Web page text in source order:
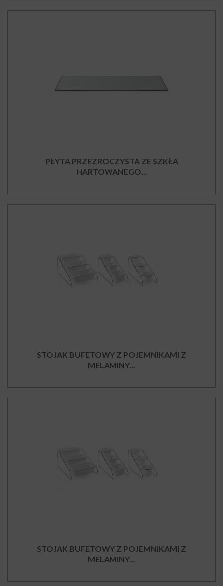
PŁYTA PRZEZROCZYSTA ZE SZKŁA
HARTOWANEGO...
STOJAK BUFETOWY Z POJEMNIKAMI Z
MELAMINY...
STOJAK BUFETOWY Z POJEMNIKAMI Z
MELAMINY...